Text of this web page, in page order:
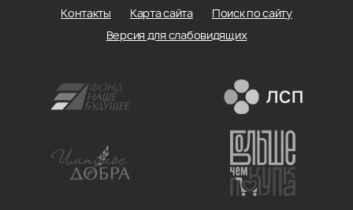
Контакты Карта сайта
Поиск по сайту
Версия для слабовидящих